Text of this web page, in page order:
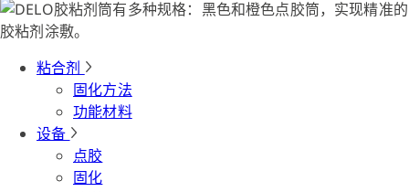
粘合剂
固化方法
功能材料
设备
点胶
固化